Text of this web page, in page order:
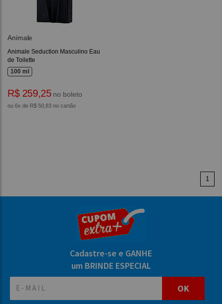
Animale
Animale Seduction Masculino Eau
de Toilette
100 ml
R$ 259,25no boleto
ou 6x de R$ 50,83 no cartão
1
Cadastre-se e GANHE
um BRINDE ESPECIAL
OK